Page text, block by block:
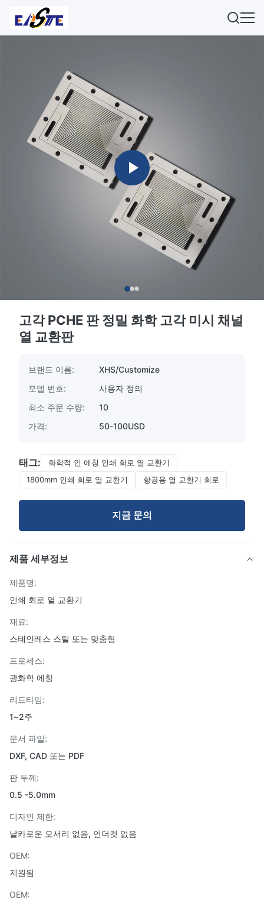
고각 PCHE 판 정밀 화학 고각 미시 채널
열 교환판
브랜드 이름:
XHS/Customize
모델 번호:
사용자 정의
최소 주문 수량:
10
가격:
50-100USD
태그:
화학적 인 에칭 인쇄 회로 열 교환기
1800mm 인쇄 회로 열 교환기
항공용 열 교환기 회로
지금 문의
제품 세부정보
제품명:
인쇄 회로 열 교환기
재료:
스테인레스 스틸 또는 맞춤형
프로세스:
광화학 에칭
리드타임:
1~2주
문서 파일:
DXF, CAD 또는 PDF
판 두께:
0.5 -5.0mm
디자인 제한:
날카로운 모서리 없음, 언더컷 없음
OEM:
지원됨
OEM: